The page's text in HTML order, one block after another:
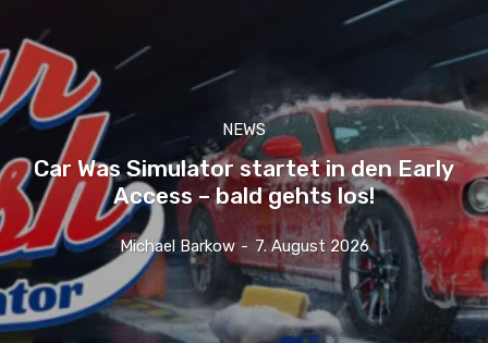
NEWS
Car Was Simulator startet in den Early
Access – bald gehts los!
Michael Barkow - 7. August 2026